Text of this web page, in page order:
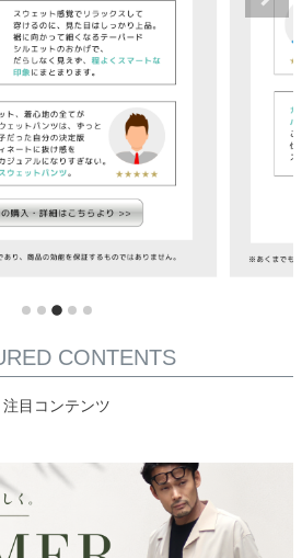
CONTENTS
注目コンテンツ